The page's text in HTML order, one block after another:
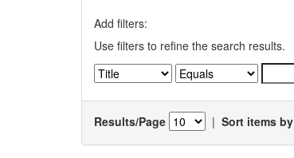
Add filters:
Use filters to refine the search results.
Results/Page | Sort items by